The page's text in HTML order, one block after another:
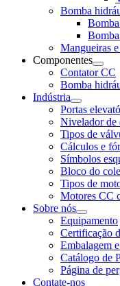
Bomba
Mangueiras
Componentes
Contator CC
Bomba
Indústria
Portas
Nivelador de
Tipos de
Cálculos e
Símbolos
Bloco do
Tipos de
Motores CC
Sobre nós
Equipamento
Certificação
Embalagem
Catálogo de
Página de
Contate-nos